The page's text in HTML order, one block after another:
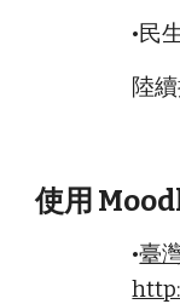
•民
陸
使用
•臺